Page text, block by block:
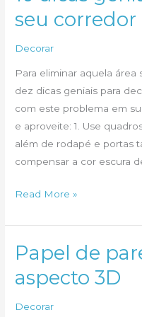
seu corredor
Decorar
Para eliminar aquela área
dez dicas geniais para
com este problema em
e aproveite: 1. Use
além de rodapé e portas
compensar a cor escura
10
geniais
para
decorar
seu
Read More »
Papel de
aspecto 3D
Decorar